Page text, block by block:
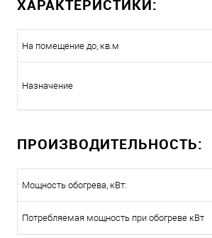
ХАРАКТЕРИСТИКИ:
На помещение до, кв.м
Назначение
ПРОИЗВОДИТЕЛЬНОСТЬ:
Мощность обогрева, кВт:
Потребляемая мощность при обогреве кВт